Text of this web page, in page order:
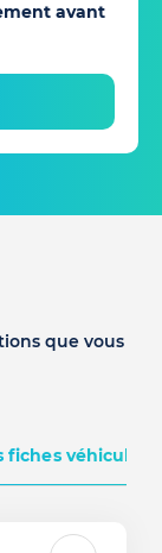
avant
que vous
véhicules